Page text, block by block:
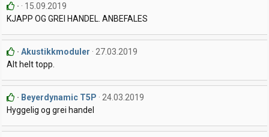
15.09.2019
KJAPP OG GREI HANDEL. ANBEFALES
Akustikkmoduler
27.03.2019
Alt helt topp.
Beyerdynamic T5P
24.03.2019
Hyggelig og grei handel